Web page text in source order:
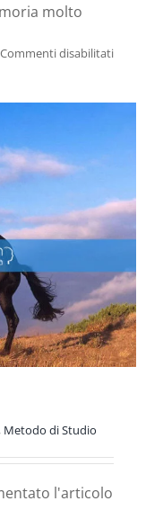
molto
Commenti disabilitatisu
Memoria
, Metodo di Studio
l'articolo